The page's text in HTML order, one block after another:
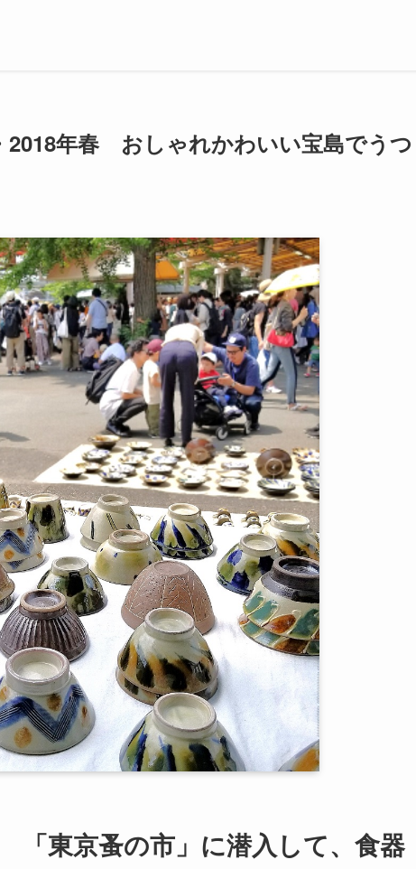
2018年春 おしゃれかわいい宝島でうつ
東京蚤の市」に潜入して、食器